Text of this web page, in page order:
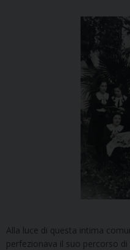
Alla luce di questa intima
perfezionava il suo percorso